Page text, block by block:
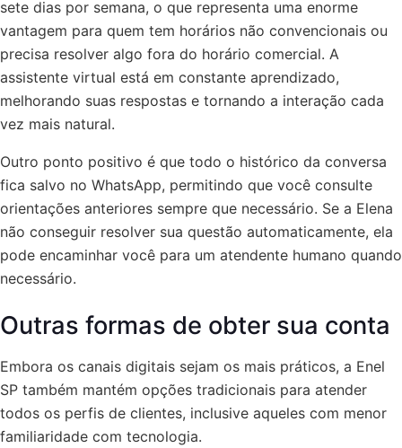
sete dias por semana, o que representa uma enorme
vantagem para quem tem horários não convencionais ou
precisa resolver algo fora do horário comercial. A
assistente virtual está em constante aprendizado,
melhorando suas respostas e tornando a interação cada
vez mais natural.
Outro ponto positivo é que todo o histórico da conversa
fica salvo no WhatsApp, permitindo que você consulte
orientações anteriores sempre que necessário. Se a Elena
não conseguir resolver sua questão automaticamente, ela
pode encaminhar você para um atendente humano quando
necessário.
Outras formas de obter sua conta
Embora os canais digitais sejam os mais práticos, a Enel
SP também mantém opções tradicionais para atender
todos os perfis de clientes, inclusive aqueles com menor
familiaridade com tecnologia.